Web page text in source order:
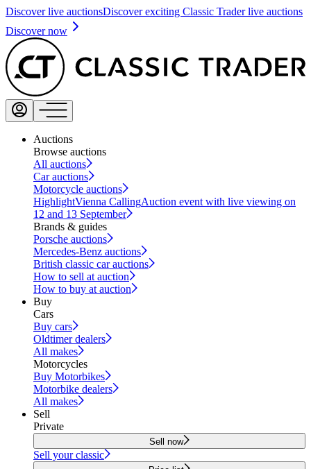
Discover live auctionsDiscover exciting Classic Trader live auctions
Discover now
Auctions
Browse auctions
All auctions
Car auctions
Motorcycle auctions
HighlightVienna CallingAuction event with live viewing on
12 and 13 September
Brands & guides
Porsche auctions
Mercedes-Benz auctions
British classic car auctions
How to sell at auction
How to buy at auction
Buy
Cars
Buy cars
Oldtimer dealers
All makes
Motorcycles
Buy Motorbikes
Motorbike dealers
All makes
Sell
Private
Sell now
Sell your classic